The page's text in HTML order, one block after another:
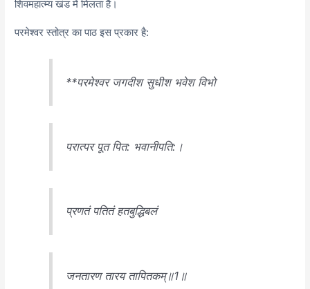
शिवमहात्म्य खंड में मिलता है।
परमेश्वर स्तोत्र का पाठ इस प्रकार है:
**परमेश्वर जगदीश सुधीश भवेश विभो
परात्पर पूत पित: भवानीपति:।
प्रणतं पतितं हतबुद्धिबलं
जनतारण तारय तापितकम्॥1॥